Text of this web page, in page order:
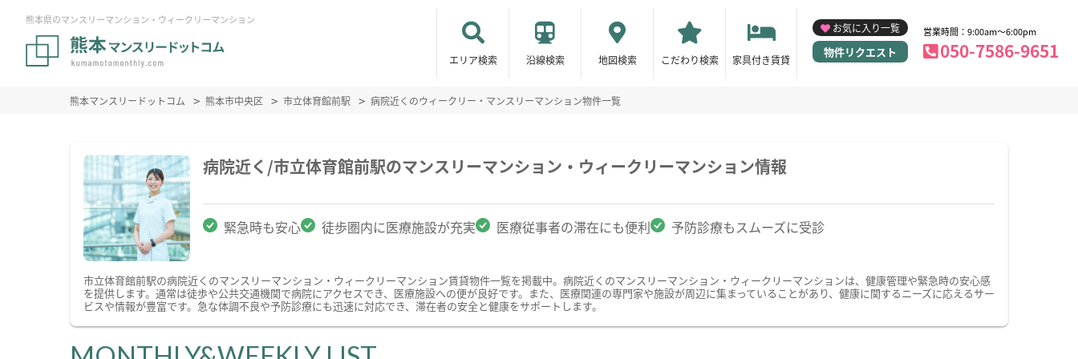
熊本県のマンスリーマンション・ウィークリーマンション
エリア検索 沿線検索 地図検索 こだわり検索 家具付き賃貸
お気に入り一覧
物件リクエスト
営業時間：9:00am～6:00pm
050-7586-9651
熊本マンスリードットコム 熊本市中央区 市立体育館前駅 病院近くのウィークリー・マンスリーマンション物件一覧
病院近く/市立体育館前駅のマンスリーマンション・ウィークリーマンション情報
緊急時も安心 徒歩圏内に医療施設が充実 医療従事者の滞在にも便利 予防診療もスムーズに受診
市立体育館前駅の病院近くのマンスリーマンション・ウィークリーマンション賃貸物件一覧を掲載中。病院近くのマンスリーマンション・ウィークリーマンションは、健康管理や緊急時の安心感
を提供します。通常は徒歩や公共交通機関で病院にアクセスでき、医療施設への便が良好です。また、医療関連の専門家や施設が周辺に集まっていることがあり、健康に関するニーズに応えるサー
ビスや情報が豊富です。急な体調不良や予防診療にも迅速に対応でき、滞在者の安全と健康をサポートします。